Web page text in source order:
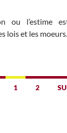
ou l’estime
lois et les moeurs.
1 2